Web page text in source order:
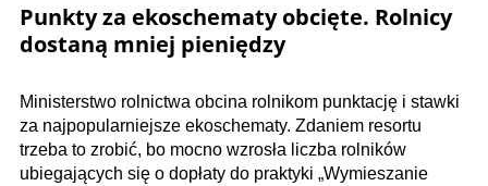
Punkty za ekoschematy obcięte. Rolnicy
dostaną mniej pieniędzy
Ministerstwo rolnictwa obcina rolnikom punktację i stawki
za najpopularniejsze ekoschematy. Zdaniem resortu
trzeba to zrobić, bo mocno wzrosła liczba rolników
ubiegających się o dopłaty do praktyki „Wymieszanie